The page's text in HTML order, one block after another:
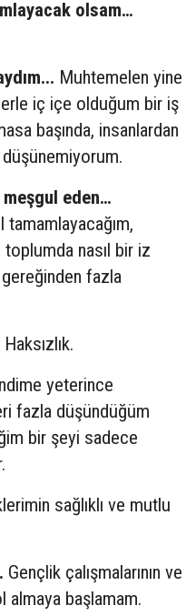
olsam…
Muhtemelen yine
iç içe olduğum bir iş
başında, insanlardan
eden…
tamamlayacağım,
toplumda nasıl bir iz
gereğinden fazla
Haksızlık.
yeterince
fazla düşündüğüm
bir şeyi sadece
sağlıklı ve mutlu
Gençlik çalışmalarının ve
başlamam.